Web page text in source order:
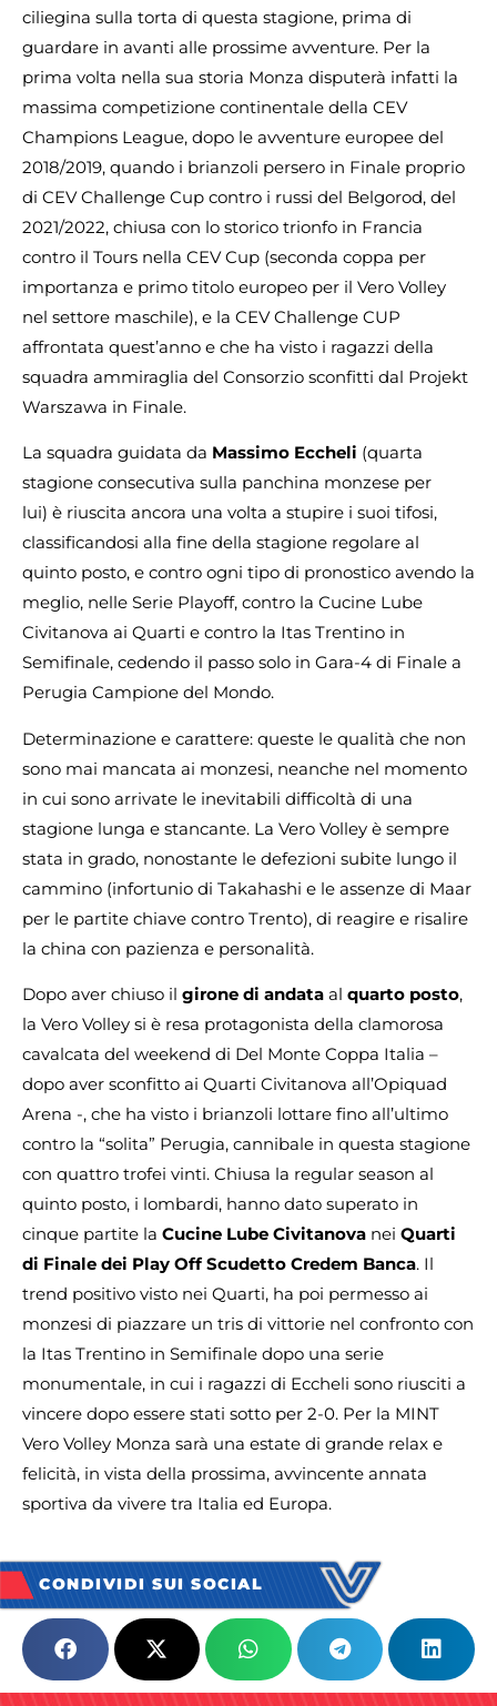
ciliegina sulla torta di questa stagione, prima di
guardare in avanti alle prossime avventure. Per la
prima volta nella sua storia Monza disputerà infatti la
massima competizione continentale della CEV
Champions League, dopo le avventure europee del
2018/2019, quando i brianzoli persero in Finale proprio
di CEV Challenge Cup contro i russi del Belgorod, del
2021/2022, chiusa con lo storico trionfo in Francia
contro il Tours nella CEV Cup (seconda coppa per
importanza e primo titolo europeo per il Vero Volley
nel settore maschile), e la CEV Challenge CUP
affrontata quest’anno e che ha visto i ragazzi della
squadra ammiraglia del Consorzio sconfitti dal Projekt
Warszawa in Finale.
La squadra guidata da Massimo Eccheli (quarta
stagione consecutiva sulla panchina monzese per
lui) è riuscita ancora una volta a stupire i suoi tifosi,
classificandosi alla fine della stagione regolare al
quinto posto, e contro ogni tipo di pronostico avendo la
meglio, nelle Serie Playoff, contro la Cucine Lube
Civitanova ai Quarti e contro la Itas Trentino in
Semifinale, cedendo il passo solo in Gara-4 di Finale a
Perugia Campione del Mondo.
Determinazione e carattere: queste le qualità che non
sono mai mancata ai monzesi, neanche nel momento
in cui sono arrivate le inevitabili difficoltà di una
stagione lunga e stancante. La Vero Volley è sempre
stata in grado, nonostante le defezioni subite lungo il
cammino (infortunio di Takahashi e le assenze di Maar
per le partite chiave contro Trento), di reagire e risalire
la china con pazienza e personalità.
Dopo aver chiuso il girone di andata al quarto posto,
la Vero Volley si è resa protagonista della clamorosa
cavalcata del weekend di Del Monte Coppa Italia –
dopo aver sconfitto ai Quarti Civitanova all’Opiquad
Arena -, che ha visto i brianzoli lottare fino all’ultimo
contro la “solita” Perugia, cannibale in questa stagione
con quattro trofei vinti. Chiusa la regular season al
quinto posto, i lombardi, hanno dato superato in
cinque partite la Cucine Lube Civitanova nei Quarti
di Finale dei Play Off Scudetto Credem Banca. Il
trend positivo visto nei Quarti, ha poi permesso ai
monzesi di piazzare un tris di vittorie nel confronto con
la Itas Trentino in Semifinale dopo una serie
monumentale, in cui i ragazzi di Eccheli sono riusciti a
vincere dopo essere stati sotto per 2-0. Per la MINT
Vero Volley Monza sarà una estate di grande relax e
felicità, in vista della prossima, avvincente annata
sportiva da vivere tra Italia ed Europa.
CONDIVIDI SUI SOCIAL